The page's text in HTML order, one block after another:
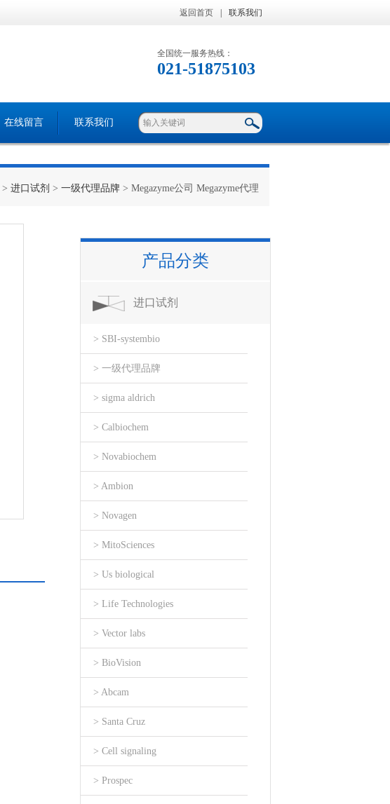
返回首页 联系我们
全国统一服务热线：
021-51875103
在线留言 联系我们
> 进口试剂 > 一级代理品牌 > Megazyme公司 Megazyme代理
产品分类
进口试剂
> SBI-systembio
> 一级代理品牌
> sigma aldrich
> Calbiochem
> Novabiochem
> Ambion
> Novagen
> MitoSciences
> Us biological
> Life Technologies
> Vector labs
> BioVision
> Abcam
> Santa Cruz
> Cell signaling
> Prospec